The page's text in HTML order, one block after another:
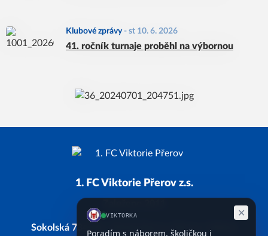
Klubové zprávy- st 10. 6. 2026
41. ročník turnaje proběhl na výbornou
1. FC Viktorie Přerov z.s.
Sokolská 734/28, 750 02 Přerov, Přerov I-Město